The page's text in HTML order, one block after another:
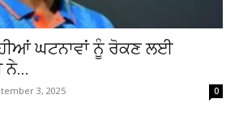
ਘਟਨਾਵਾਂ ਨੂੰ ਰੋਕਣ ਲਈ
ਨੇ...
3, 2025 0